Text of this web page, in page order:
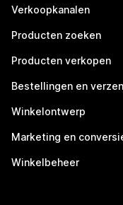
Verkoopkanalen
Producten zoeken
Producten verkopen
Bestellingen en
Winkelontwerp
Marketing en
Winkelbeheer